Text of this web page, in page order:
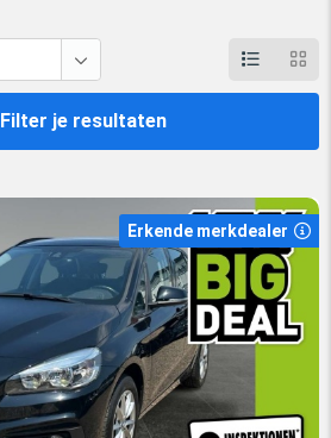
Filter je resultaten
Erkende merkdealer